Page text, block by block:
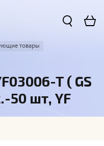
товары
T ( GS
50 шт, YF